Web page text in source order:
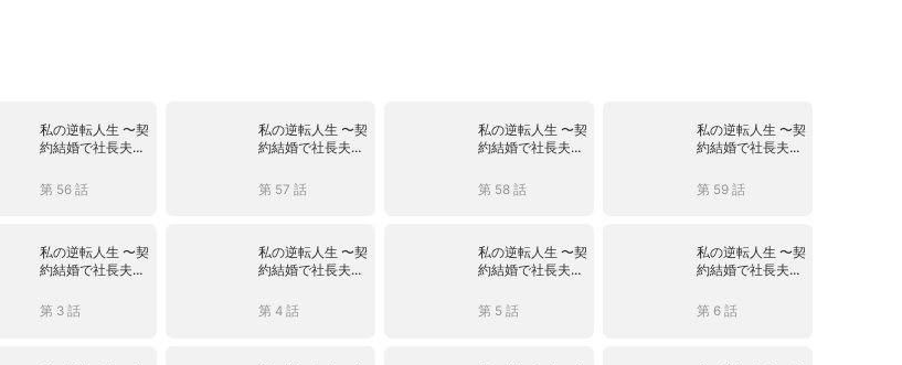
私の逆転人生 〜契
約結婚で社長夫
第 56 話
私の逆転人生 〜契
約結婚で社長夫
第 57 話
私の逆転人生 〜契
約結婚で社長夫
第 58 話
私の逆転人生 〜契
約結婚で社長夫
第 59 話
私の逆転人生 〜契
約結婚で社長夫
第 3 話
私の逆転人生 〜契
約結婚で社長夫
第 4 話
私の逆転人生 〜契
約結婚で社長夫
第 5 話
私の逆転人生 〜契
約結婚で社長夫
第 6 話